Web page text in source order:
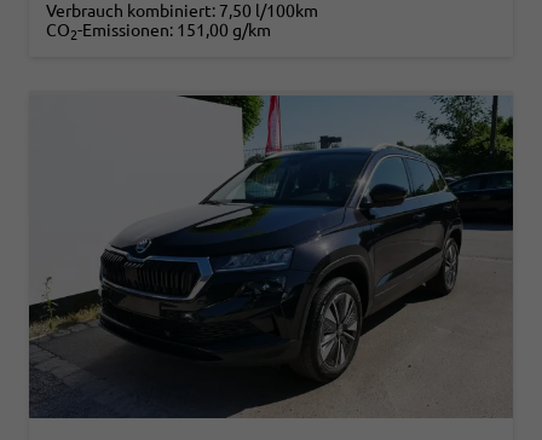
Verbrauch kombiniert: 7,50 l/100km
CO2-Emissionen: 151,00 g/km